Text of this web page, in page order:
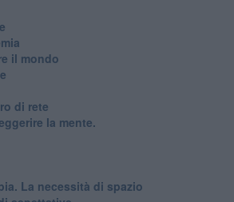
il mondo
di rete
la mente.
La necessità di spazio